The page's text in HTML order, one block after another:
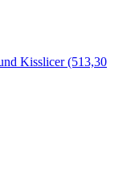
Kisslicer(513,30